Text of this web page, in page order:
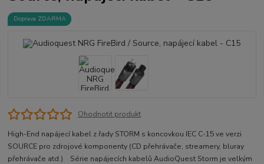
Doprava ZDARMA
Ohodnotit produkt
High-End napájecí kabel z řady STORM s koncovkou IEC C-15 ve verzi
SOURCE pro zdrojové komponenty (CD přehrávače, streamery, bluray
přehrávače atd.) Série napájecích kabelů AudioQuest Storm je velkým